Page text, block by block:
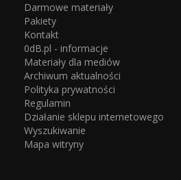
Darmowe materiały
Pakiety
Kontakt
0dB.pl - informacje
Materiały dla mediów
Archiwum aktualności
Polityka prywatności
Regulamin
Działanie sklepu internetowego
Wyszukiwanie
Mapa witryny